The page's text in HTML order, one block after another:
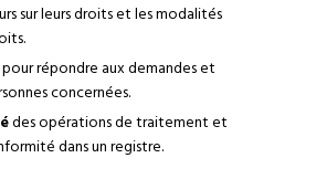
sur leurs droits et les modalités
répondre aux demandes et
concernées.
des opérations de traitement et
dans un registre.